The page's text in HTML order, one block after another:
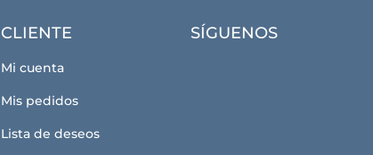
CLIENTE
Mi cuenta
Mis pedidos
Lista de deseos
SÍGUENOS